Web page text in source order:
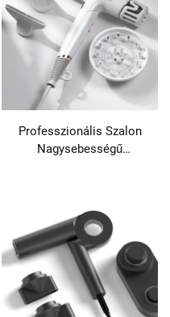
Professzionális Szalon
Nagysebességű